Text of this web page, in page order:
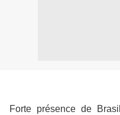
Forte présence de